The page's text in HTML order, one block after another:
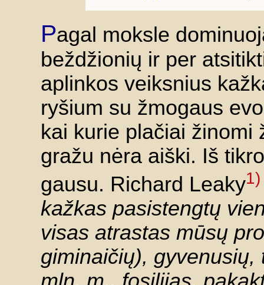
Pagal moksle
beždžionių ir per
aplinkos veiksnius
ryšium su žmogaus
kai kurie plačiai žinomi
gražu nėra aiški. Iš
gausu. Richard Leaky1)
kažkas pasistengtų
visas atrastas mūsų
giminaičių),